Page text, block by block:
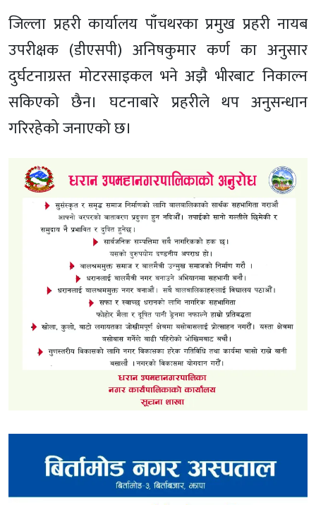
जिल्ला प्रहरी कार्यालय पाँचथरका प्रमुख प्रहरी नायब
उपरीक्षक (डीएसपी) अनिषकुमार कर्ण का अनुसार
दुर्घटनाग्रस्त मोटरसाइकल भने अझै भीरबाट निकाल्न
सकिएको छैन। घटनाबारे प्रहरीले थप अनुसन्धान
गरिरहेको जनाएको छ।